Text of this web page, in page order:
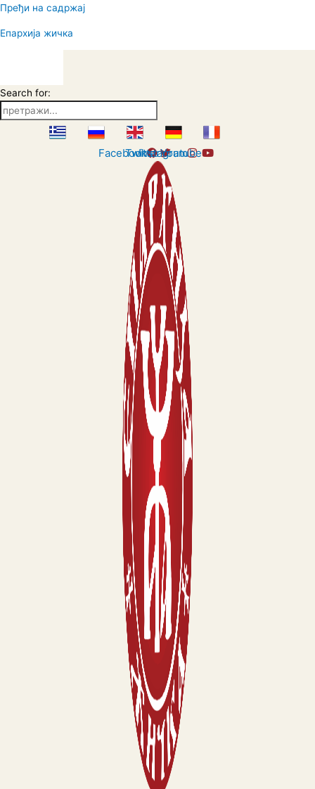
Пређи на садржај
Епархија жичка
Search for:
Facebook
Twitter
Instagram
Youtube